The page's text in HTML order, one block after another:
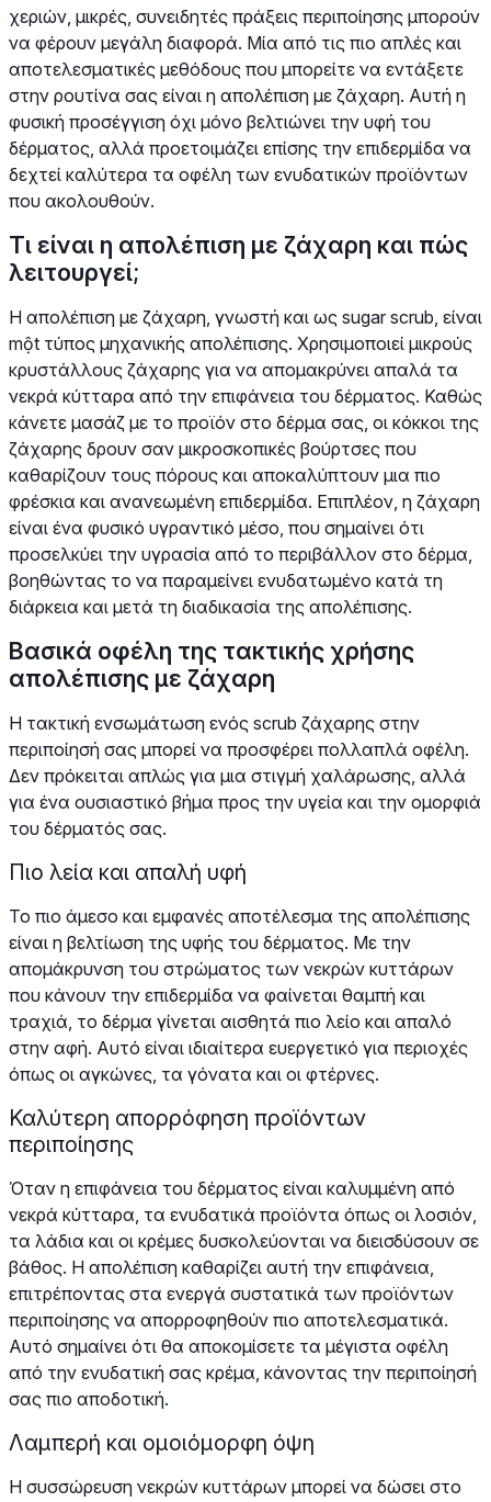
χεριών, μικρές, συνειδητές πράξεις περιποίησης μπορούν
να φέρουν μεγάλη διαφορά. Μία από τις πιο απλές και
αποτελεσματικές μεθόδους που μπορείτε να εντάξετε
στην ρουτίνα σας είναι η απολέπιση με ζάχαρη. Αυτή η
φυσική προσέγγιση όχι μόνο βελτιώνει την υφή του
δέρματος, αλλά προετοιμάζει επίσης την επιδερμίδα να
δεχτεί καλύτερα τα οφέλη των ενυδατικών προϊόντων
που ακολουθούν.
Τι είναι η απολέπιση με ζάχαρη και πώς
λειτουργεί;
Η απολέπιση με ζάχαρη, γνωστή και ως sugar scrub, είναι
một τύπος μηχανικής απολέπισης. Χρησιμοποιεί μικρούς
κρυστάλλους ζάχαρης για να απομακρύνει απαλά τα
νεκρά κύτταρα από την επιφάνεια του δέρματος. Καθώς
κάνετε μασάζ με το προϊόν στο δέρμα σας, οι κόκκοι της
ζάχαρης δρουν σαν μικροσκοπικές βούρτσες που
καθαρίζουν τους πόρους και αποκαλύπτουν μια πιο
φρέσκια και ανανεωμένη επιδερμίδα. Επιπλέον, η ζάχαρη
είναι ένα φυσικό υγραντικό μέσο, που σημαίνει ότι
προσελκύει την υγρασία από το περιβάλλον στο δέρμα,
βοηθώντας το να παραμείνει ενυδατωμένο κατά τη
διάρκεια και μετά τη διαδικασία της απολέπισης.
Βασικά οφέλη της τακτικής χρήσης
απολέπισης με ζάχαρη
Η τακτική ενσωμάτωση ενός scrub ζάχαρης στην
περιποίησή σας μπορεί να προσφέρει πολλαπλά οφέλη.
Δεν πρόκειται απλώς για μια στιγμή χαλάρωσης, αλλά
για ένα ουσιαστικό βήμα προς την υγεία και την ομορφιά
του δέρματός σας.
Πιο λεία και απαλή υφή
Το πιο άμεσο και εμφανές αποτέλεσμα της απολέπισης
είναι η βελτίωση της υφής του δέρματος. Με την
απομάκρυνση του στρώματος των νεκρών κυττάρων
που κάνουν την επιδερμίδα να φαίνεται θαμπή και
τραχιά, το δέρμα γίνεται αισθητά πιο λείο και απαλό
στην αφή. Αυτό είναι ιδιαίτερα ευεργετικό για περιοχές
όπως οι αγκώνες, τα γόνατα και οι φτέρνες.
Καλύτερη απορρόφηση προϊόντων
περιποίησης
Όταν η επιφάνεια του δέρματος είναι καλυμμένη από
νεκρά κύτταρα, τα ενυδατικά προϊόντα όπως οι λοσιόν,
τα λάδια και οι κρέμες δυσκολεύονται να διεισδύσουν σε
βάθος. Η απολέπιση καθαρίζει αυτή την επιφάνεια,
επιτρέποντας στα ενεργά συστατικά των προϊόντων
περιποίησης να απορροφηθούν πιο αποτελεσματικά.
Αυτό σημαίνει ότι θα αποκομίσετε τα μέγιστα οφέλη
από την ενυδατική σας κρέμα, κάνοντας την περιποίησή
σας πιο αποδοτική.
Λαμπερή και ομοιόμορφη όψη
Η συσσώρευση νεκρών κυττάρων μπορεί να δώσει στο